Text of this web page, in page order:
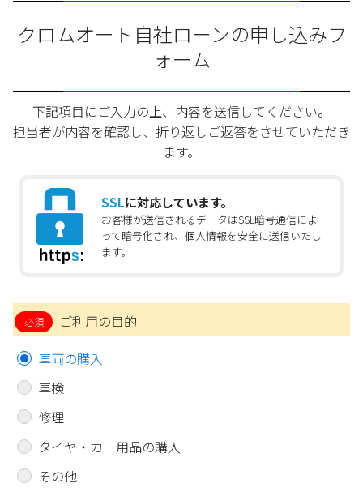
クロムオート自社ローンの申し込みフ
ォーム
下記項目にご入力の上、内容を送信してください。
担当者が内容を確認し、折り返しご返答をさせていただき
ます。
SSLに対応しています。
お客様が送信されるデータはSSL暗号通信によ
って暗号化され、個人情報を安全に送信いたし
ます。
ご利用の目的
車両の購入
車検
修理
タイヤ・カー用品の購入
その他